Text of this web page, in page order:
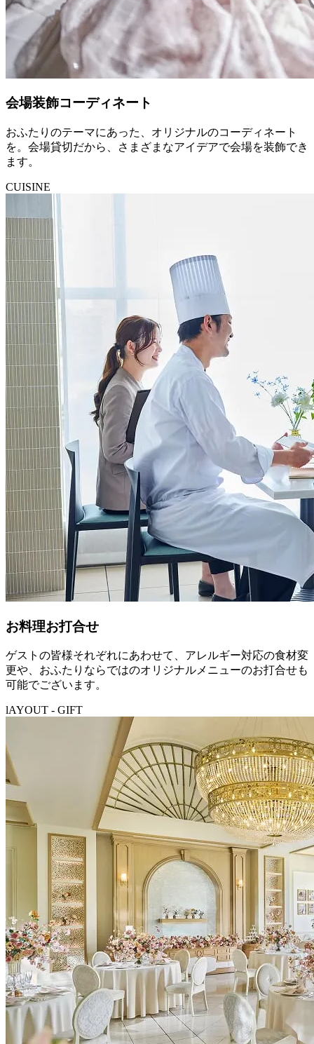
会場装飾コーディネート
おふたりのテーマにあった、オリジナルのコーディネート
を。会場貸切だから、さまざまなアイデアで会場を装飾でき
ます。
CUISINE
お料理お打合せ
ゲストの皆様それぞれにあわせて、アレルギー対応の食材変
更や、おふたりならではのオリジナルメニューのお打合せも
可能でございます。
lAYOUT - GIFT